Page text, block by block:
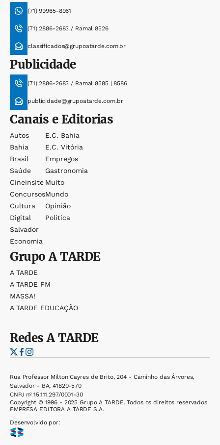
(71) 99965-8961
(71) 2886-2683 / Ramal 8526
classificados@grupoatarde.com.br
Publicidade
(71) 2886-2683 / Ramal 8585 | 8586
publicidade@grupoatarde.com.br
Canais e Editorias
Autos
Bahia
Brasil
Saúde
Cineinsite
Concursos
Cultura
Digital
Salvador
Economia
E.c. Bahia
E.c. Vitória
Empregos
Gastronomia
Muito
Mundo
Opinião
Política
GrupoA TARDE
A TARDE
A TARDE FM
MASSA!
A TARDE EDUCAÇÃO
RedesA TARDE
Rua Professor Milton Cayres de Brito, 204 - Caminho das Árvores,
Salvador - BA, 41820-570
CNPJ nº 15.111.297/0001-30
Copyright © 1996 - 2025 Grupo A TARDE. Todos os direitos reservados.
EMPRESA EDITORA A TARDE S.A.
Desenvolvido por: